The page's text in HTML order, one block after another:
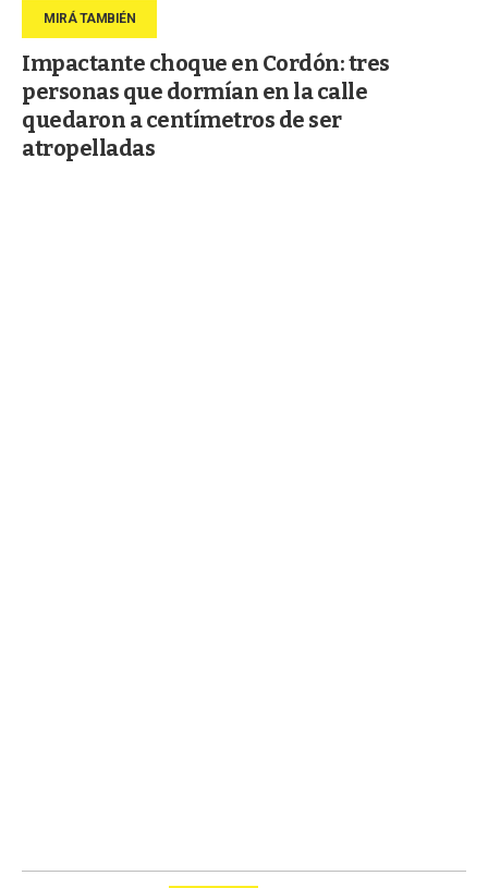
Impactante choque en Cordón: tres
personas que dormían en la calle
quedaron a centímetros de ser
atropelladas